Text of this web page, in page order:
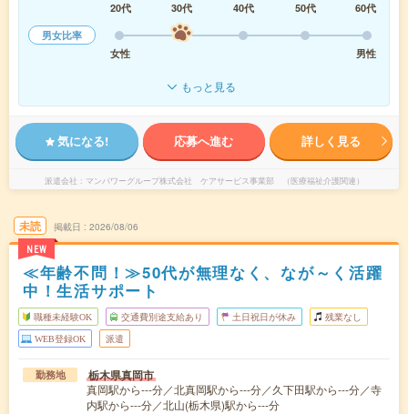
20代
30代 40代 50代
60代
男女比率
女性
男性
もっと見る
気になる! 応募へ進む 詳しく見る
派遣会社 マンパワーグループ株式会社 ケアサービス事業部 （医療福祉介護関連）
未読
NEW
掲載日 2026/08/06
≪年齢不問！≫50代が無理なく、なが～く活躍
中！生活サポート
職種未経験OK 交通費別途支給あり 土日祝日が休み 残業なし
WEB登録OK 派遣
勤務地 栃木県真岡市
真岡駅から---分／北真岡駅から---分／久下田駅から---分／寺
内駅から---分／北山(栃木県)駅から---分